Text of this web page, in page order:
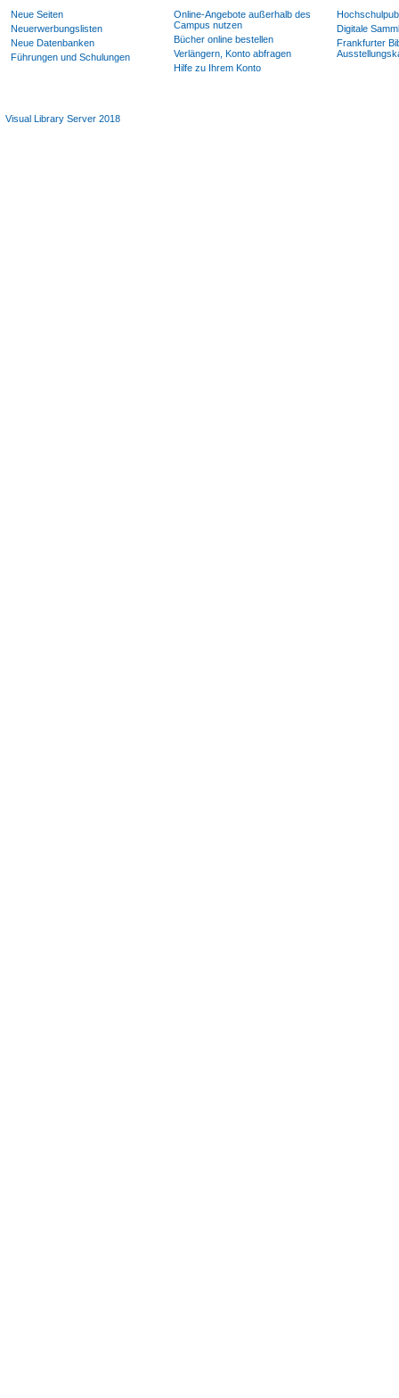
Neue Seiten
Neuerwerbungslisten
Neue Datenbanken
Führungen und Schulungen
Online-Angebote außerhalb des
Campus nutzen
Bücher online bestellen
Verlängern, Konto abfragen
Hilfe zu Ihrem Konto
Digitale
Frankfurter
Visual Library Server 2018